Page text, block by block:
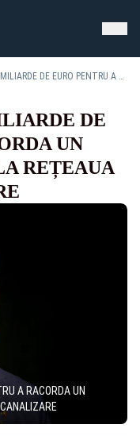
MARCEL BOLOȘ: 2 MILIARDE DE EURO PENTRU A RACORDA UN MILION DE ROMÂNI LA REȚEAUA DE APĂ ȘI CANALIZARE
DE
UN
REȚEAUA
A RACORDA UN